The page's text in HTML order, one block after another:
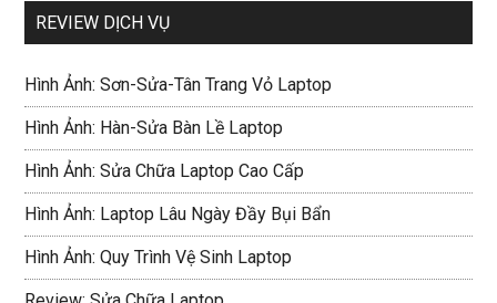
REVIEW DỊCH VỤ
Hình Ảnh: Sơn-Sửa-Tân Trang Vỏ Laptop
Hình Ảnh: Hàn-Sửa Bàn Lề Laptop
Hình Ảnh: Sửa Chữa Laptop Cao Cấp
Hình Ảnh: Laptop Lâu Ngày Đầy Bụi Bẩn
Hình Ảnh: Quy Trình Vệ Sinh Laptop